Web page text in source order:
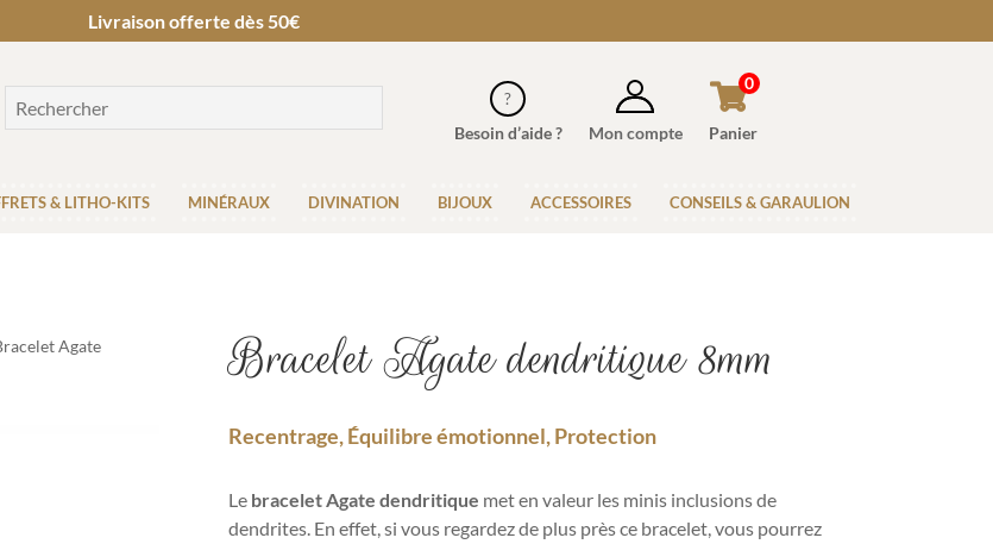
Livraison offerte dès 50€
Besoin d’aide ? Mon compte Panier
0
& LITHO-KITS MINÉRAUX DIVINATION BIJOUX ACCESSOIRES CONSEILS & GARAULION
Agate
Bracelet Agate dendritique 8mm
Recentrage, Équilibre émotionnel, Protection
Le bracelet Agate dendritique met en valeur les minis inclusions de
dendrites. En effet, si vous regardez de plus près ce bracelet, vous pourrez